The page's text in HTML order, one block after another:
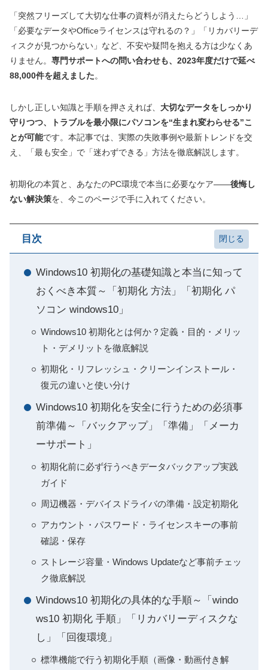
「突然フリーズして大切な仕事の資料が消えたらどうしよう…」
「必要なデータやOfficeライセンスは守れるの？」「リカバリーデ
ィスクが見つからない」など、不安や疑問を抱える方は少なくあ
りません。 専門サポートへの問い合わせも、2023年度だけで延べ
88,000件を超えました。
しかし正しい知識と手順を押さえれば、 大切なデータをしっかり
守りつつ、トラブルを最小限にパソコンを“生まれ変わらせる”こ
とが可能です。本記事では、実際の失敗事例や最新トレンドを交
え、「最も安全」で「迷わずできる」方法を徹底解説します。
初期化の本質と、あなたのPC環境で本当に必要なケア――後悔し
ない解決策を、今このページで手に入れてください。
目次
Windows10 初期化の基礎知識と本当に知って
おくべき本質～「初期化 方法」「初期化 パ
ソコン windows10」
Windows10 初期化とは何か？定義・目的・メリッ
ト・デメリットを徹底解説
初期化・リフレッシュ・クリーンインストール・
復元の違いと使い分け
Windows10 初期化を安全に行うための必須事
前準備～「バックアップ」「準備」「メーカ
ーサポート」
初期化前に必ず行うべきデータバックアップ実践
ガイド
周辺機器・デバイスドライバの準備・設定初期化
アカウント・パスワード・ライセンスキーの事前
確認・保存
ストレージ容量・Windows Updateなど事前チェッ
ク徹底解説
Windows10 初期化の具体的な手順～「windo
ws10 初期化 手順」「リカバリーディスクな
し」「回復環境」
標準機能で行う初期化手順（画像・動画付き解